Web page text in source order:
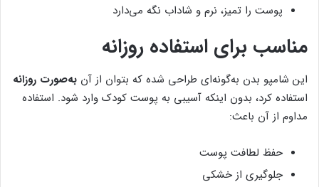
پوست را تمیز، نرم و شاداب نگه می‌دارد
مناسب برای استفاده روزانه
این شامپو بدن به‌گونه‌ای طراحی شده که بتوان از آن به‌صورت روزانه
استفاده کرد، بدون اینکه آسیبی به پوست کودک وارد شود. استفاده
مداوم از آن باعث:
حفظ لطافت پوست
جلوگیری از خشکی